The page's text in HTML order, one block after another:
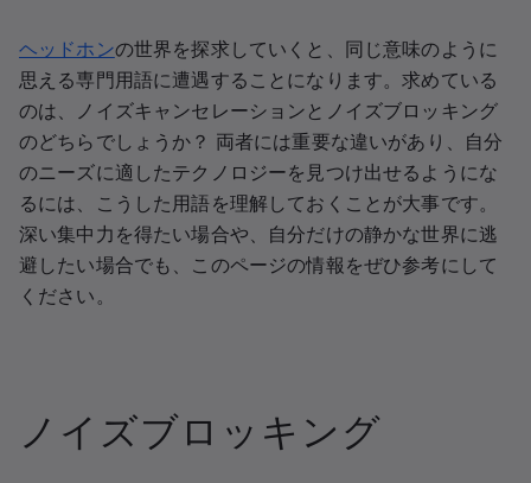
ヘッドホンの世界を探求していくと、同じ意味のように
思える専門用語に遭遇することになります。求めている
のは、ノイズキャンセレーションとノイズブロッキング
のどちらでしょうか？ 両者には重要な違いがあり、自分
のニーズに適したテクノロジーを見つけ出せるようにな
るには、こうした用語を理解しておくことが大事です。
深い集中力を得たい場合や、自分だけの静かな世界に逃
避したい場合でも、このページの情報をぜひ参考にして
ください。
ノイズブロッキング